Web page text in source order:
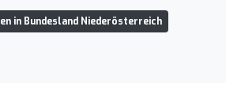
in Bundesland Niederösterreich